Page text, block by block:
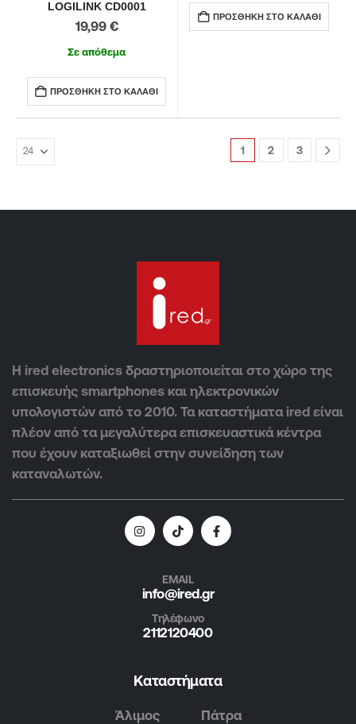
LOGILINK CD0001
19,99 €
Σε απόθεμα
ΠΡΟΣΘΉΚΗ ΣΤΟ ΚΑΛΆΘΙ
ΠΡΟΣΘΉΚΗ ΣΤΟ ΚΑΛΆΘΙ
1 2 3
Η ired electronics δραστηριοποιείται στο χώρο της
επισκευής smartphones και ηλεκτρονικών
υπολογιστών από το 2010. Τα καταστήματα ired είναι
πλέον από τα μεγαλύτερα επισκευαστικά κέντρα
που έχουν καταξιωθεί στην συνείδηση των
καταναλωτών.
EMAIL
info@ired.gr
Τηλέφωνο
2112120400
Καταστήματα
Άλιμος
Πάτρα